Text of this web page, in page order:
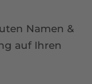
Namen &
auf Ihren